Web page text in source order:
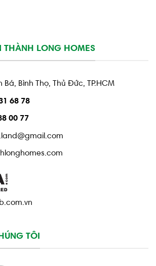
THÀNH LONG HOMES
Bá, Bình Thọ, Thủ Đức, TP.HCM
68 78
00 77
TÔI